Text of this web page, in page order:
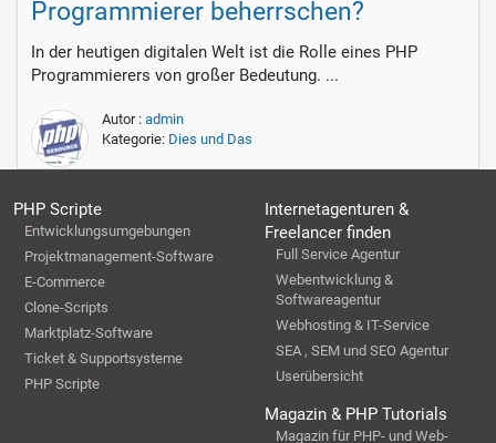
Programmierer beherrschen?
In der heutigen digitalen Welt ist die Rolle eines PHP
Programmierers von großer Bedeutung. ...
Autor : admin
Kategorie: Dies und Das
PHP Scripte
Entwicklungsumgebungen
Projektmanagement-Software
E-Commerce
Clone-Scripts
Marktplatz-Software
Ticket & Supportsysteme
PHP Scripte
Internetagenturen &
Freelancer finden
Full Service Agentur
Webentwicklung &
Softwareagentur
Webhosting & IT-Service
SEA , SEM und SEO Agentur
Userübersicht
Magazin & PHP Tutorials
Magazin für PHP- und Web-